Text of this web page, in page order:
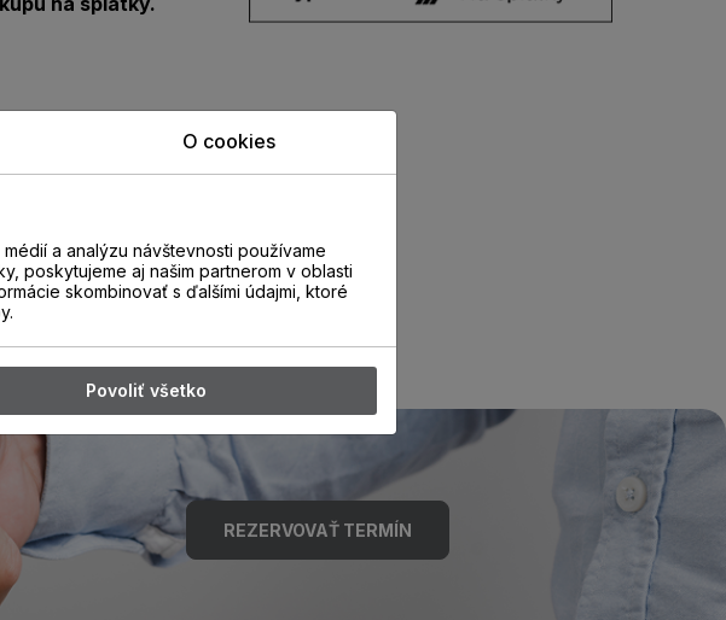
REZERVOVAŤ TERMÍN
O cookies
a analýzu návštevnosti používame
poskytujeme aj našim partnerom v oblasti
skombinovať s ďalšími údajmi, ktoré
Povoliť všetko